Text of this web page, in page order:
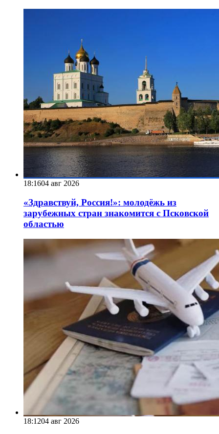
18:1604 авг 2026
«Здравствуй, Россия!»: молодёжь из
зарубежных стран знакомится с Псковской
областью
18:1204 авг 2026